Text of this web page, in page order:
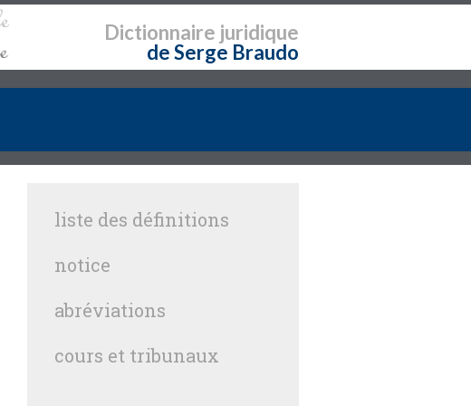
Dictionnaire juridique
de Serge Braudo
liste des définitions
notice
abréviations
cours et tribunaux